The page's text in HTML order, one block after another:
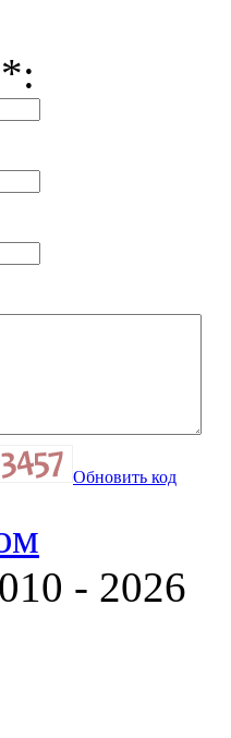
*:
Обновить код
- 2026